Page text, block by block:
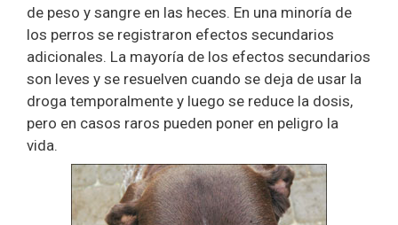
de peso y sangre en las heces. En una minoría de
los perros se registraron efectos secundarios
adicionales. La mayoría de los efectos secundarios
son leves y se resuelven cuando se deja de usar la
droga temporalmente y luego se reduce la dosis,
pero en casos raros pueden poner en peligro la
vida.